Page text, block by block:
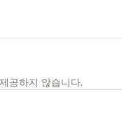
공하지 않습니다.